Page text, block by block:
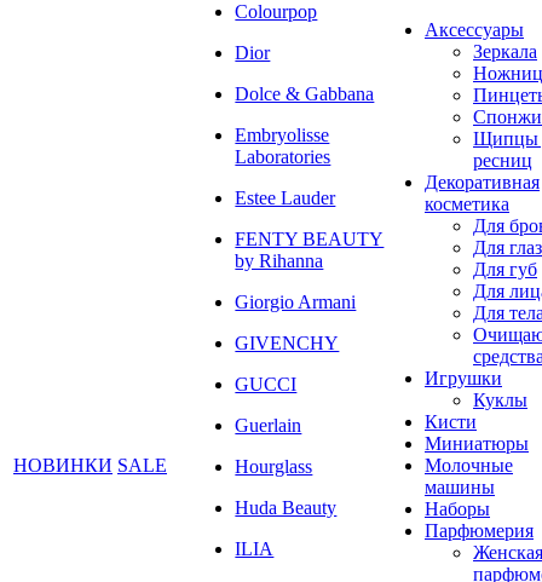
НОВИНКИ SALE
Colourpop
Dior
Dolce & Gabbana
Embryolisse
Laboratories
Estee Lauder
FENTY BEAUTY
by Rihanna
Giorgio Armani
GIVENCHY
GUCCI
Guerlain
Hourglass
Huda Beauty
ILIA
Аксессуары
Зеркала
Спонжи
Щипцы
ресниц
Декоративная
косметика
Для
Для глаз
Для губ
Для
Для
Игрушки
Куклы
Кисти
Миниатюры
Молочные
машины
Наборы
Парфюмерия
Женская